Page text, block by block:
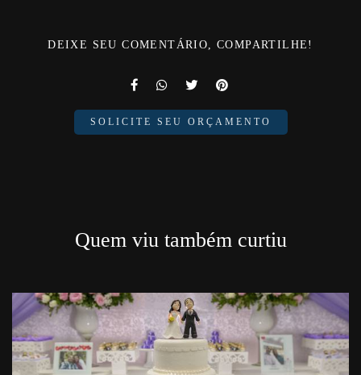
DEIXE SEU COMENTÁRIO, COMPARTILHE!
SOLICITE SEU ORÇAMENTO
Quem viu também curtiu